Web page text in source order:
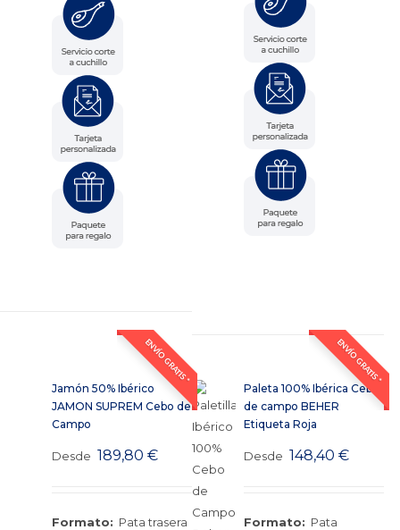
ENVÍO GRATIS *
Jamón 50% Ibérico
JAMON SUPREM Cebo de
Campo
Desde 189,80€
Formato: Pata trasera
ENVÍO GRATIS *
Paleta 100% Ibérica Cebo
de campo BEHER
Etiqueta Roja
Desde 148,40€
Formato: Pata